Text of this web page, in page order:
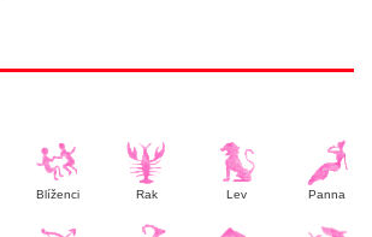
Blíženci Rak Lev Panna